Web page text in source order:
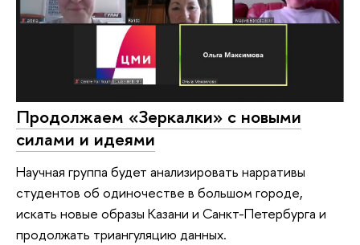
Продолжаем «Зеркалки» с новыми
силами и идеями
Научная группа будет анализировать нарративы
студентов об одиночестве в большом городе,
искать новые образы Казани и Санкт-Петербурга и
продолжать триангуляцию данных.